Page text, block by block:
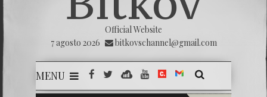
Official Website
7 agosto 2026
bitkovschannel@gmail.com
MENU